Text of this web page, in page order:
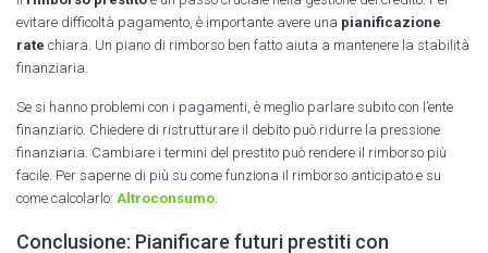
evitare difficoltà pagamento, è importante avere una pianificazione
rate chiara. Un piano di rimborso ben fatto aiuta a mantenere la stabilità
finanziaria.
Se si hanno problemi con i pagamenti, è meglio parlare subito con l’ente
finanziario. Chiedere di ristrutturare il debito può ridurre la pressione
finanziaria. Cambiare i termini del prestito può rendere il rimborso più
facile. Per saperne di più su come funziona il rimborso anticipato e su
come calcolarlo: Altroconsumo
Conclusione: Pianificare futuri prestiti con